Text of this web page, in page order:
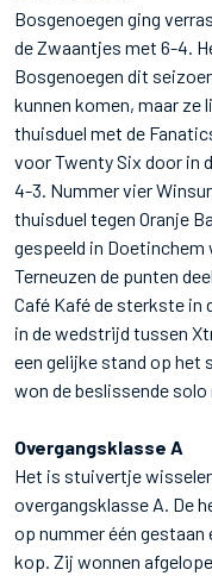
Bosgenoegen ging
de Zwaantjes met 6-4.
Bosgenoegen dit
kunnen komen, maar ze
thuisduel met de
voor Twenty Six door in
4-3. Nummer vier
thuisduel tegen Oranje
gespeeld in Doetinchem
Terneuzen de punten
Café Kafé de sterkste in
in de wedstrijd tussen
een gelijke stand op het
won de beslissende solo
Overgangsklasse A
Het is stuivertje
overgangsklasse A. De
op nummer één gestaan
kop. Zij wonnen